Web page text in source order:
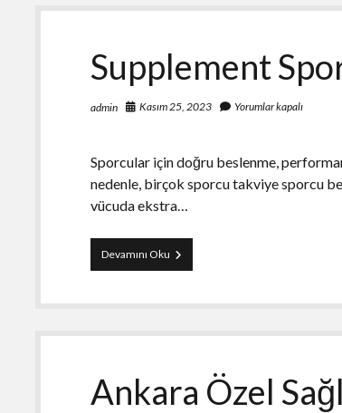
Supplement
admin Kasım 25, 2023 Yorumlar kapalı
Sporcular için doğru beslenme,
nedenle, birçok sporcu takviye sporcu
vücuda ekstra…
Devamını Oku Supplement
Sporcu
Çeşitleri
Ankara Özel